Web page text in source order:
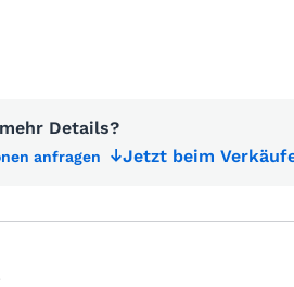
Details?
anfragen Jetzt beim